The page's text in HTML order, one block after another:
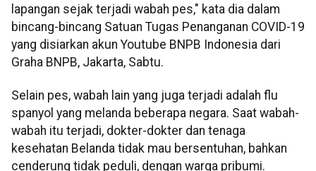
lapangan sejak terjadi wabah pes," kata dia dalam
bincang-bincang Satuan Tugas Penanganan COVID-19
yang disiarkan akun Youtube BNPB Indonesia dari
Graha BNPB, Jakarta, Sabtu.
Selain pes, wabah lain yang juga terjadi adalah flu
spanyol yang melanda beberapa negara. Saat wabah-
wabah itu terjadi, dokter-dokter dan tenaga
kesehatan Belanda tidak mau bersentuhan, bahkan
cenderung tidak peduli, dengan warga pribumi.